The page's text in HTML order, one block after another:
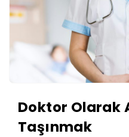
Doktor Olarak
Taşınmak